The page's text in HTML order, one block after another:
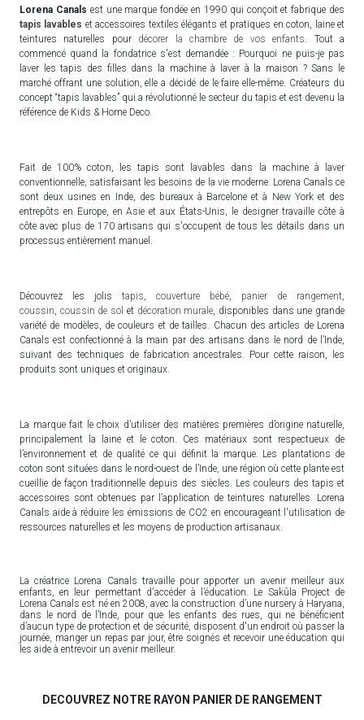
Lorena Canals est une marque fondée en 1990 qui conçoit et fabrique des
tapis lavables et accessoires textiles élégants et pratiques en coton, laine et
teintures naturelles pour décorer la chambre de vos enfants
Tout a
commencé quand la fondatrice s'est demandée : Pourquoi ne puis-je pas
laver les tapis des filles dans la machine à laver à la maison ? Sans le
marché offrant une solution, elle a décidé de le faire elle-même. Créateurs du
concept “tapis lavables” qui a révolutionné le secteur du tapis et est devenu la
référence de Kids & Home Deco.
Fait de 100% coton, les tapis sont lavables dans la machine à laver
conventionnelle, satisfaisant les besoins de la vie moderne. Lorena Canals ce
sont deux usines en Inde, des bureaux à Barcelone et à New York et des
entrepôts en Europe, en Asie et aux États-Unis, le designer travaille côte à
côte avec plus de 170 artisans qui s'occupent de tous les détails dans un
processus entièrement manuel.
Découvrez les jolis tapis couverture bébé panier de rangement
coussin coussin de sol et décoration murale , disponibles dans une grande
variété de modèles, de couleurs et de tailles. Chacun des articles de Lorena
Canals est confectionné à la main par des artisans dans le nord de l’Inde,
suivant des techniques de fabrication ancestrales. Pour cette raison, les
produits sont uniques et originaux.
La marque fait le choix d’utiliser des matières premières d’origine naturelle,
principalement la laine et le coton. Ces matériaux sont respectueux de
l’environnement et de qualité ce qui définit la marque. Les plantations de
coton sont situées dans le nord-ouest de l’Inde, une région où cette plante est
cueillie de façon traditionnelle depuis des siècles. Les couleurs des tapis et
accessoires sont obtenues par l’application de teintures naturelles. Lorena
Canals aide à réduire les émissions de CO2 en encourageant l'utilisation de
ressources naturelles et les moyens de production artisanaux.
La créatrice Lorena Canals travaille pour apporter un avenir meilleur aux
enfants, en leur permettant d'accéder à l’éducation. Le Sakûla Project de
Lorena Canals est né en 2008, avec la construction d’une nursery à Haryana,
dans le nord de l’Inde, pour que les enfants des rues, qui ne bénéficient
d’aucun type de protection et de sécurité, disposent d'un endroit où passer la
journée, manger un repas par jour, être soignés et recevoir une éducation qui
les aide à entrevoir un avenir meilleur.
DECOUVREZ NOTRE RAYON PANIER DE RANGEMENT